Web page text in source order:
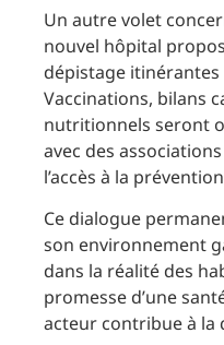
Un autre volet
nouvel hôpital
dépistage
Vaccinations, bilans
nutritionnels seront
avec des
l’accès à la
Ce dialogue
son environnement
dans la réalité des
promesse d’une
acteur contribue à la